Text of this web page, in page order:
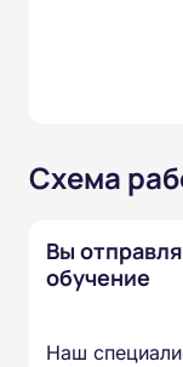
Схема
Вы
обучение
Наш